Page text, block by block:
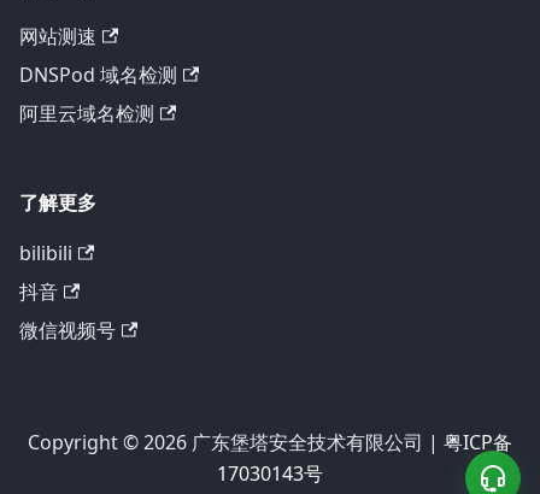
网站测速
DNSPod 域名检测
阿里云域名检测
了解更多
bilibili
抖音
微信视频号
Copyright © 2026 广东堡塔安全技术有限公司 | 粤ICP备
17030143号